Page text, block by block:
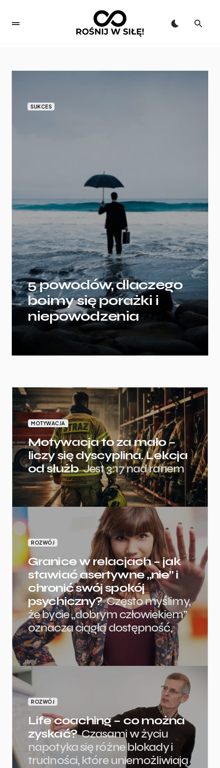
SUKCES
5 powodów, dlaczego
boimy się porażki i
niepowodzenia
MOTYWACJA
Motywacja to za mało –
liczy się dyscyplina. Lekcja
od służbJest 3:17 nad ranem
ROZWÓJ
Granice w relacjach – jak
stawiać asertywne „nie” i
chronić swój spokój
psychiczny?Często myślimy,
że bycie „dobrym człowiekiem”
oznacza ciągłą dostępność,
ROZWÓJ
Life coaching – co można
zyskać?Czasami w życiu
napotyka się różne blokady i
trudności, które uniemożliwiają